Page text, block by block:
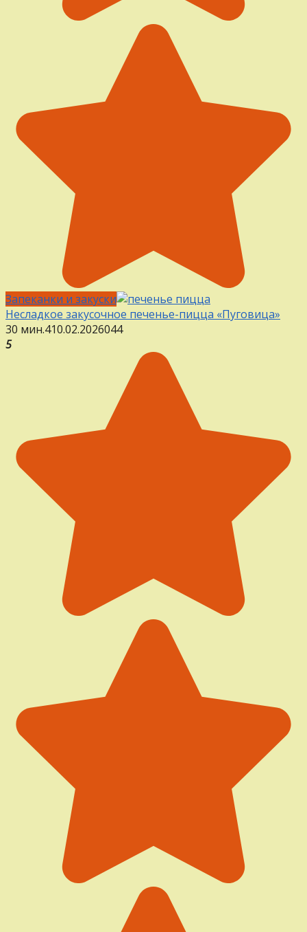
Запеканки и закуски
Несладкое закусочное печенье-пицца «Пуговица»
30 мин.410.02.2026044
5